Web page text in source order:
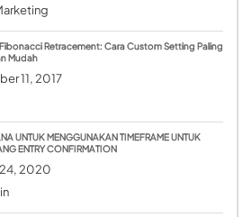
Retracement: Cara Custom Setting Paling
Mudah
11, 2017
UNTUK MENGGUNAKAN TIMEFRAME UNTUK
ENTRY CONFIRMATION
2020